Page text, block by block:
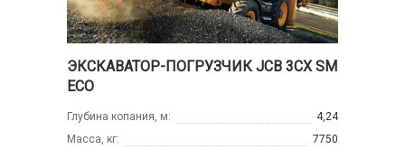
ЭКСКАВАТОР-ПОГРУЗЧИК JCB 3CX SM
ECO
Глубина копания, м:
4,24
Масса, кг:
7750